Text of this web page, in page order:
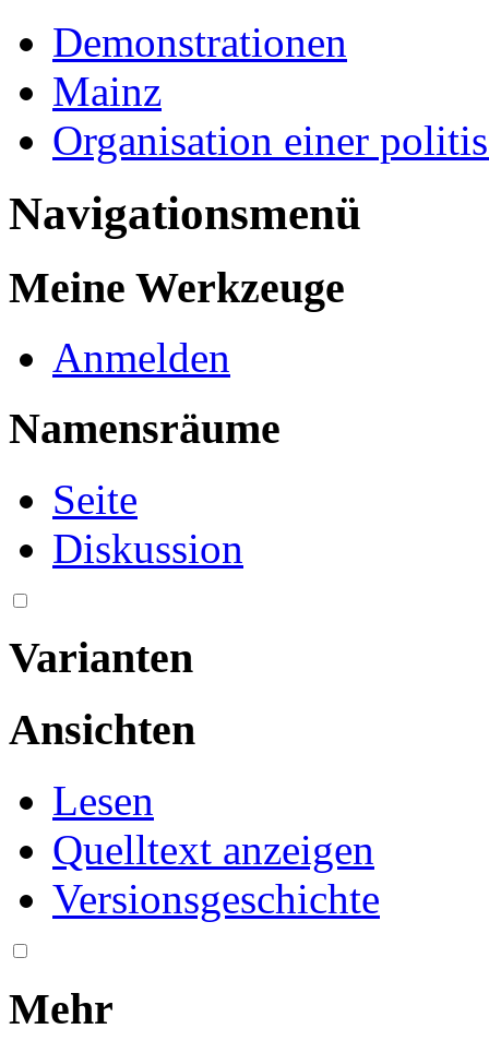
Demonstrationen
Mainz
Organisation einer
Navigationsmenü
Meine Werkzeuge
Anmelden
Namensräume
Seite
Diskussion
Varianten
Ansichten
Lesen
Quelltext anzeigen
Versionsgeschichte
Mehr